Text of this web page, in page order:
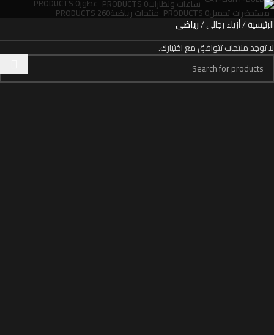
ساعات ونظارات0 PRODUCTS عطور0 PRODUCTS
مستحضرات تجميل0 PRODUCTS منتجات رياضية260 PRODUCTS
الرئيسية أزياء رجالى ریاضی
لا توجد منتجات تتوافق مع اختيارك.